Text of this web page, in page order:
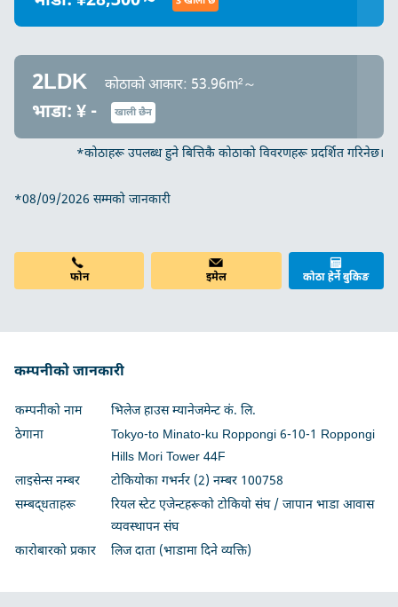
2LDK कोठाको आकार: 53.96m²～
भाडा: ¥ - खाली छैन
*कोठाहरू उपलब्ध हुने बित्तिकै कोठाको विवरणहरू प्रदर्शित गरिनेछ।
*08/09/2026 सम्मको जानकारी
फोन इमेल कोठा हेर्ने बुकिङ
कम्पनीको जानकारी
कम्पनीको नाम
भिलेज हाउस म्यानेजमेन्ट कं. लि.
ठेगाना
Tokyo-to Minato-ku Roppongi 6-10-1 Roppongi
Hills Mori Tower 44F
लाइसेन्स नम्बर
टोकियोका गभर्नर (2) नम्बर 100758
सम्बद्धताहरू
रियल स्टेट एजेन्टहरूको टोकियो संघ / जापान भाडा आवास
व्यवस्थापन संघ
कारोबारको प्रकार
लिज दाता (भाडामा दिने व्यक्ति)